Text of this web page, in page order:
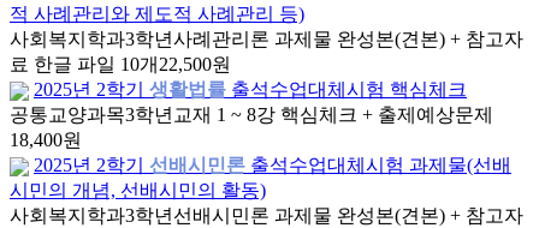
적 사례관리와 제도적 사례관리 등)
사회복지학과3학년사례관리론 과제물 완성본(견본) + 참고자
료 한글 파일 10개 22,500원
2025년 2학기
생활법률 출석수업대체시험 핵심체크
공통교양과목3학년 교재 1 ~ 8강 핵심체크 + 출제예상문제
18,400원
2025년 2학기
선배시민론 출석수업대체시험 과제물(선배
시민의 개념, 선배시민의 활동)
사회복지학과3학년 선배시민론 과제물 완성본(견본) + 참고자